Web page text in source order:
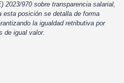
2023/970 sobre transparencia salarial,
esta posición se detalla de forma
la igualdad retributiva por
de igual valor.